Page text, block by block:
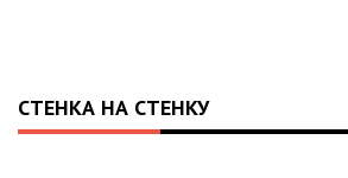
СТЕНКА НА СТЕНКУ